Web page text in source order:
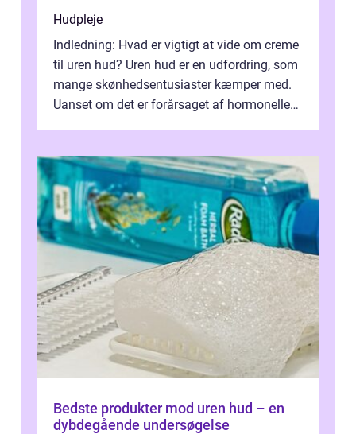
Hudpleje
Indledning: Hvad er vigtigt at vide om creme
til uren hud? Uren hud er en udfordring, som
mange skønhedsentusiaster kæmper med.
Uanset om det er forårsaget af hormonelle
Bedste produkter mod uren hud – en
dybdegående undersøgelse